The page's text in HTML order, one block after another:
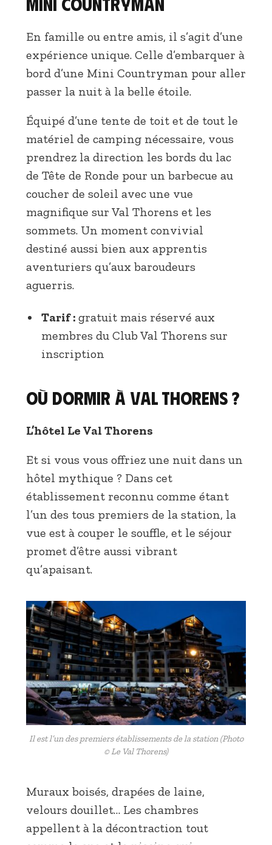
En famille ou entre amis, il s’agit d’une
expérience unique. Celle d’embarquer à
bord d’une Mini Countryman pour aller
passer la nuit à la belle étoile.
Équipé d’une tente de toit et de tout le
matériel de camping nécessaire, vous
prendrez la direction les bords du lac
de Tête de Ronde pour un barbecue au
coucher de soleil avec une vue
magnifique sur Val Thorens et les
sommets. Un moment convivial
destiné aussi bien aux apprentis
aventuriers qu’aux baroudeurs
aguerris.
Tarif : gratuit mais réservé aux
membres du Club Val Thorens sur
inscription
Où dormir à Val Thorens ?
L’hôtel Le Val Thorens
Et si vous vous offriez une nuit dans un
hôtel mythique ? Dans cet
établissement reconnu comme étant
l’un des tous premiers de la station, la
vue est à couper le souffle, et le séjour
promet d’être aussi vibrant
qu’apaisant.
Il est l’un des premiers établissements de la station (Photo
© Le Val Thorens)
Muraux boisés, drapées de laine,
velours douillet… Les chambres
appellent à la décontraction tout